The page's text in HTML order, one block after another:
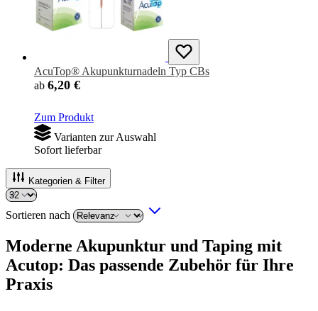
AcuTop® Akupunkturnadeln Typ CBs
ab 6,20 €
Zum Produkt
Varianten zur Auswahl
Sofort lieferbar
Kategorien & Filter
Sortieren nach
Moderne Akupunktur und Taping mit
Acutop: Das passende Zubehör für Ihre
Praxis